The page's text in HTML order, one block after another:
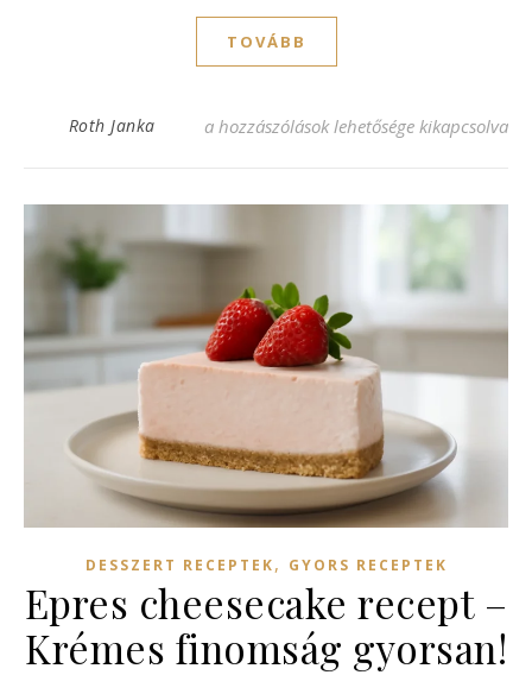
TOVÁBB
Roth Janka Frissítő meggyleves recept – könnyen és
a hozzászólások lehetősége kikapcsolva
DESSZERT RECEPTEK, GYORS RECEPTEK
Epres cheesecake recept –
Krémes finomság gyorsan!